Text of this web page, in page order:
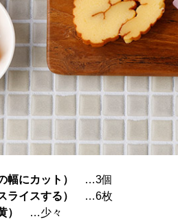
幅にカット）
…3個
ライスする）
…6枚
）
…少々